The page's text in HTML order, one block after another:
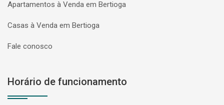
Apartamentos à Venda em Bertioga
Casas à Venda em Bertioga
Fale conosco
Horário de funcionamento